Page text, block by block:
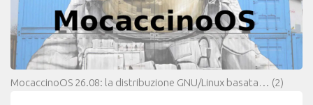
MocaccinoOS 26.08: la distribuzione GNU/Linux basata… (2)